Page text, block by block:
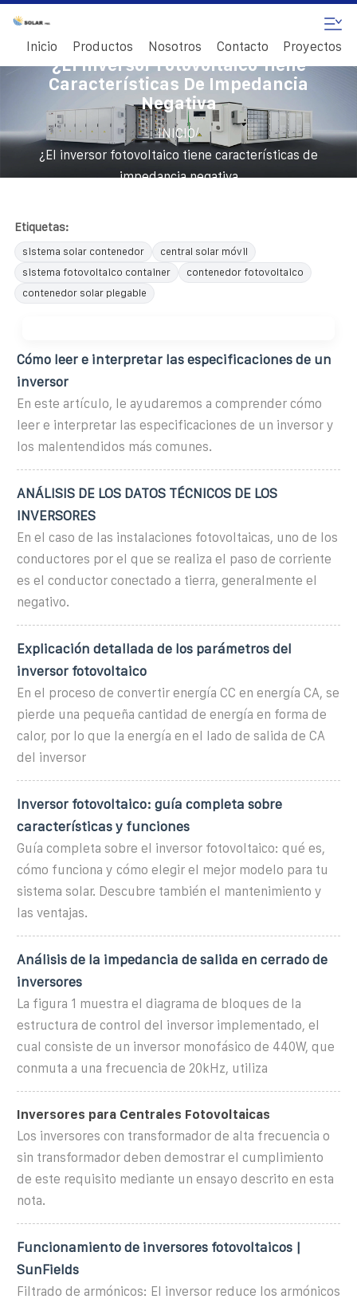
Inicio Productos Nosotros Contacto Proyectos
¿El Inversor Fotovoltaico Tiene
Características De Impedancia
Negativa
INICIO/
¿El inversor fotovoltaico tiene características de
impedancia negativa
Etiquetas:
sistema solar contenedor
central solar móvil
sistema fotovoltaico container
contenedor fotovoltaico
contenedor solar plegable
Cómo leer e interpretar las especificaciones de un
inversor
En este artículo, le ayudaremos a comprender cómo
leer e interpretar las especificaciones de un inversor y
los malentendidos más comunes.
ANÁLISIS DE LOS DATOS TÉCNICOS DE LOS
INVERSORES
En el caso de las instalaciones fotovoltaicas, uno de los
conductores por el que se realiza el paso de corriente
es el conductor conectado a tierra, generalmente el
negativo.
Explicación detallada de los parámetros del
inversor fotovoltaico
En el proceso de convertir energía CC en energía CA, se
pierde una pequeña cantidad de energía en forma de
calor, por lo que la energía en el lado de salida de CA
del inversor
Inversor fotovoltaico: guía completa sobre
características y funciones
Guía completa sobre el inversor fotovoltaico: qué es,
cómo funciona y cómo elegir el mejor modelo para tu
sistema solar. Descubre también el mantenimiento y
las ventajas.
Análisis de la impedancia de salida en cerrado de
inversores
La figura 1 muestra el diagrama de bloques de la
estructura de control del inversor implementado, el
cual consiste de un inversor monofásico de 440W, que
conmuta a una frecuencia de 20kHz, utiliza
Inversores para Centrales Fotovoltaicas
Los inversores con transformador de alta frecuencia o
sin transformador deben demostrar el cumplimiento
de este requisito mediante un ensayo descrito en esta
nota.
Funcionamiento de inversores fotovoltaicos |
SunFields
Filtrado de armónicos: El inversor reduce los armónicos